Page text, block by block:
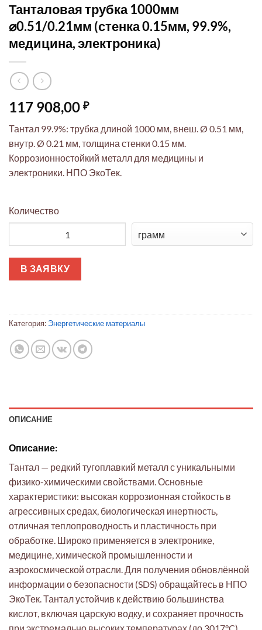
Танталовая трубка 1000мм
⌀0.51/0.21мм (стенка 0.15мм, 99.9%,
медицина, электроника)
117 908,00 ₽
Тантал 99.9%: трубка длиной 1000 мм, внеш. Ø 0.51 мм,
внутр. Ø 0.21 мм, толщина стенки 0.15 мм.
Коррозионностойкий металл для медицины и
электроники. НПО ЭкоТек.
Количество
В ЗАЯВКУ
Категория: Энергетические материалы
ОПИСАНИЕ
Описание:
Тантал — редкий тугоплавкий металл с уникальными
физико-химическими свойствами. Основные
характеристики: высокая коррозионная стойкость в
агрессивных средах, биологическая инертность,
отличная теплопроводность и пластичность при
обработке. Широко применяется в электронике,
медицине, химической промышленности и
аэрокосмической отрасли. Для получения обновлённой
информации о безопасности (SDS) обращайтесь в НПО
ЭкоТек. Тантал устойчив к действию большинства
кислот, включая царскую водку, и сохраняет прочность